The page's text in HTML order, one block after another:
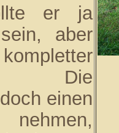
er ja
aber
Die
einen